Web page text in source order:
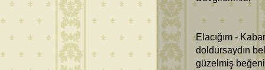
Elacığım -
doldursaydın
güzelmiş